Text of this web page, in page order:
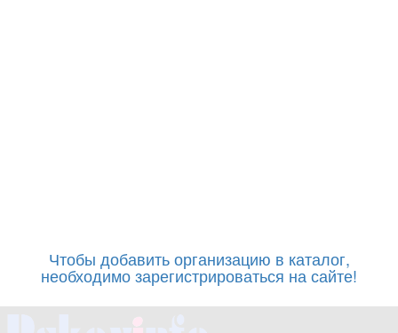
Чтобы добавить организацию в каталог,
необходимо зарегистрироваться на сайте!